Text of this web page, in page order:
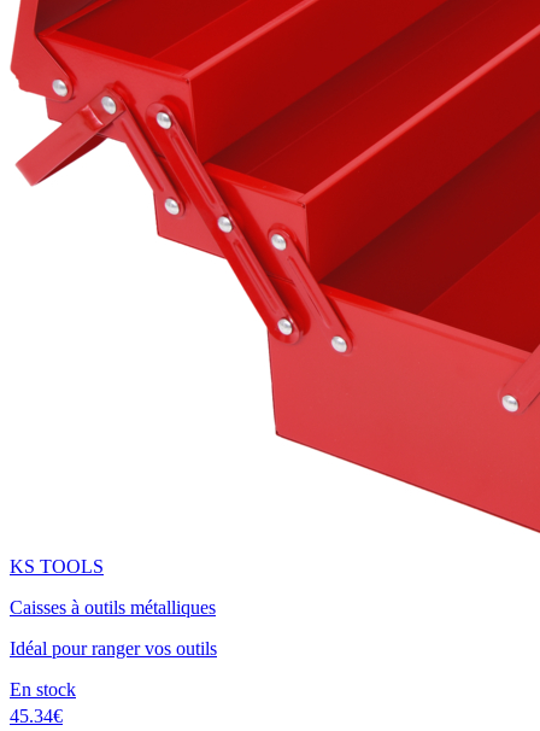
KS TOOLS
Caisses à outils métalliques
Idéal pour ranger vos outils
En stock
45.34€